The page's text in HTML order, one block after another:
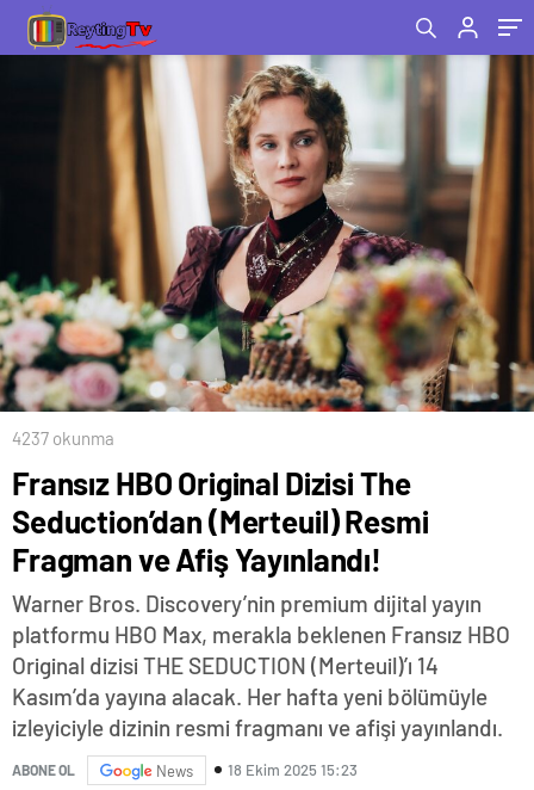
Afiş Yayınlandı!
4237 okunma
Fransız HBO Original Dizisi The
Seduction’dan (Merteuil) Resmi
Fragman ve Afiş Yayınlandı!
Warner Bros. Discovery’nin premium dijital yayın
platformu HBO Max, merakla beklenen Fransız HBO
Original dizisi THE SEDUCTION (Merteuil)’ı 14
Kasım’da yayına alacak. Her hafta yeni bölümüyle
izleyiciyle dizinin resmi fragmanı ve afişi yayınlandı.
ABONE OL News 18 Ekim 2025 15:23